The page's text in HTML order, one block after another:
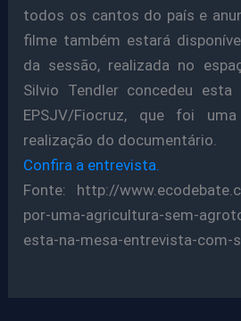
todos os cantos do país e
filme também estará
da sessão, realizada no
Silvio Tendler concedeu
EPSJV/Fiocruz, que foi
realização do documentário.
Confira a entrevista.
Fonte: http://
por-uma-agricultura-sem-
esta-na-mesa-entrevista-com-